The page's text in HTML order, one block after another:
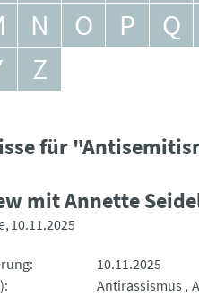
N O P Q
Z
für
mit Annette
10.11.2025
10.11.2025
Antirassismus